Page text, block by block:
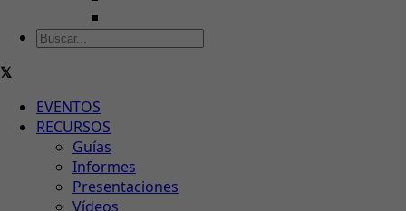
EVENTOS
RECURSOS
Guías
Informes
Presentaciones
Vídeos